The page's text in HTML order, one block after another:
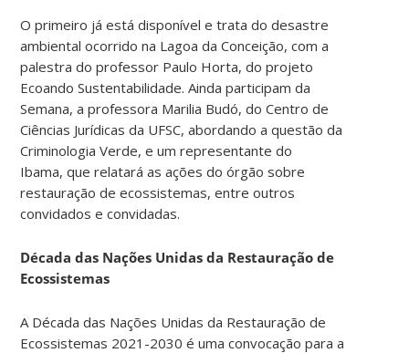
O primeiro já está disponível e trata do desastre
ambiental ocorrido na Lagoa da Conceição, com a
palestra do professor Paulo Horta, do projeto
Ecoando Sustentabilidade. Ainda participam da
Semana, a professora Marilia Budó, do Centro de
Ciências Jurídicas da UFSC, abordando a questão da
Criminologia Verde, e um representante do
Ibama, que relatará as ações do órgão sobre
restauração de ecossistemas, entre outros
convidados e convidadas.
Década das Nações Unidas da Restauração de
Ecossistemas
A Década das Nações Unidas da Restauração de
Ecossistemas 2021-2030 é uma convocação para a